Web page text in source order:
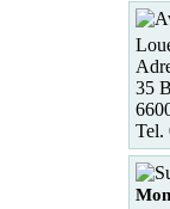
35
Tel.
Mon